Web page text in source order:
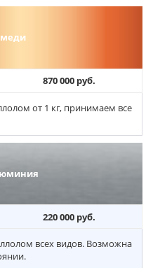
870 000 руб.
от 1 кг, принимаем все
220 000 руб.
всех видов. Возможна